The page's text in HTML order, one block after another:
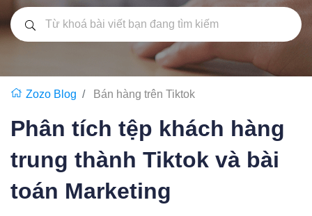
Zozo Blog Bán hàng trên Tiktok
Phân tích tệp khách hàng
trung thành Tiktok và bài
toán Marketing